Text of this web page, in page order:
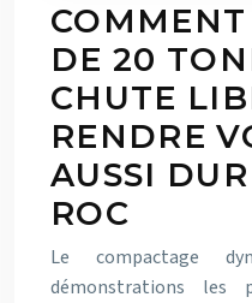
DE 20
CHUTE
RENDRE
AUSSI
ROC
Le compactage
démonstrations les